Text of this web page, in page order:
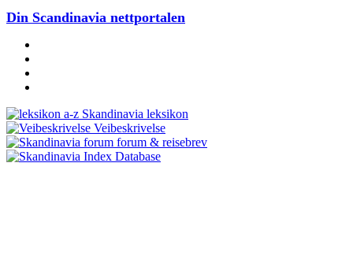
Din Scandinavia nettportalen
Skandinavia leksikon
Veibeskrivelse
forum & reisebrev
Database